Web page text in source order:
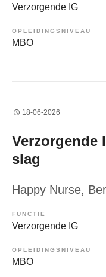
Verzorgende IG
OPLEIDINGSNIVEAU
MBO
18-06-2026
Verzorgende
slag
Happy Nurse,
FUNCTIE
Verzorgende IG
OPLEIDINGSNIVEAU
MBO